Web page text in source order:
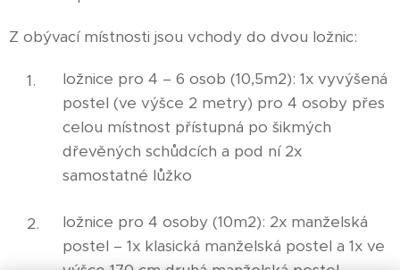
Z obývací místnosti jsou vchody do dvou ložnic:
ložnice pro 4 – 6 osob (10,5m2): 1x vyvýšená
postel (ve výšce 2 metry) pro 4 osoby přes
celou místnost přístupná po šikmých
dřevěných schůdcích a pod ní 2x
samostatné lůžko
ložnice pro 4 osoby (10m2): 2x manželská
postel – 1x klasická manželská postel a 1x ve